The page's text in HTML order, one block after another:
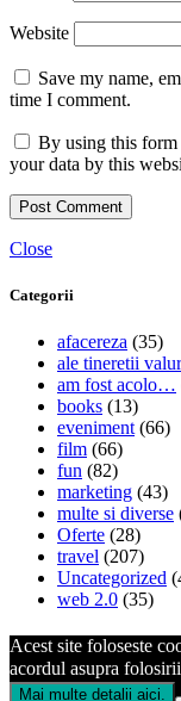
Website
Save my name,
time I comment.
By using this form
your data by this
Close
Categorii
afacereza (35)
ale tineretii
am fost acolo…
books (13)
eveniment (66)
film (66)
fun (82)
marketing (43)
multe si diverse
Oferte (28)
travel (207)
Uncategorized
web 2.0 (35)
Acest site foloseste
acordul asupra
Mai multe detalii aici.